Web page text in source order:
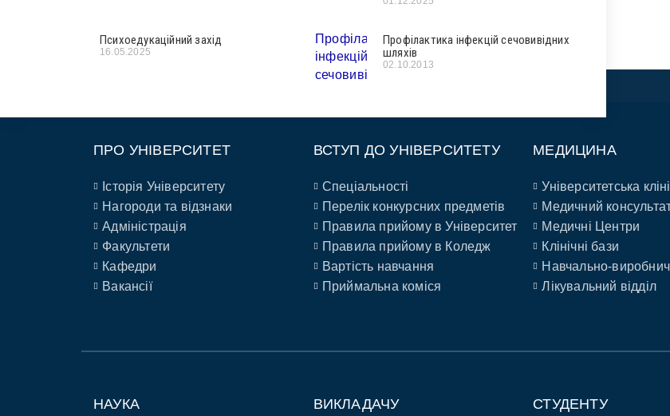
Психоедукаційний захід
16.05.2025
Профілактика інфекцій сечовивідних
шляхів
02.10.2013
ПРО УНІВЕРСИТЕТ
Історія Університету
Нагороди та відзнаки
Адміністрація
Факультети
Кафедри
Вакансії
ВСТУП ДО УНІВЕРСИТЕТУ
Спеціальності
Перелік конкурсних предметів
Правила прийому в Університет
Правила прийому в Коледж
Вартість навчання
Приймальна коміся
МЕДИЦИНА
Університетська
Медичний
Медичні Центри
Клінічні бази
Навчально-
Лікувальний відділ
НАУКА ВИКЛАДАЧУ СТУДЕНТУ